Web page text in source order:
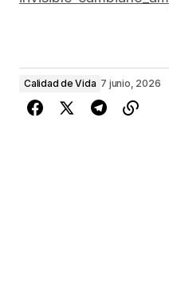
Calidad de Vida 7 junio, 2026